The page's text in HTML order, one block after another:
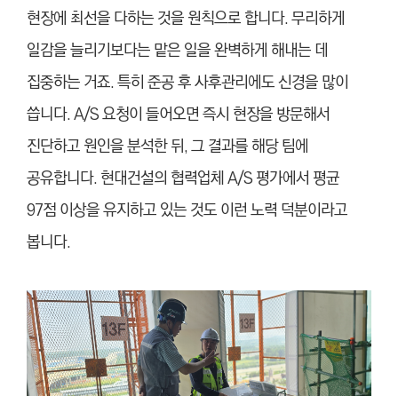
현장에 최선을 다하는 것을 원칙으로 합니다. 무리하게
일감을 늘리기보다는 맡은 일을 완벽하게 해내는 데
집중하는 거죠. 특히 준공 후 사후관리에도 신경을 많이
씁니다. A/S 요청이 들어오면 즉시 현장을 방문해서
진단하고 원인을 분석한 뒤, 그 결과를 해당 팀에
공유합니다. 현대건설의 협력업체 A/S 평가에서 평균
97점 이상을 유지하고 있는 것도 이런 노력 덕분이라고
봅니다.